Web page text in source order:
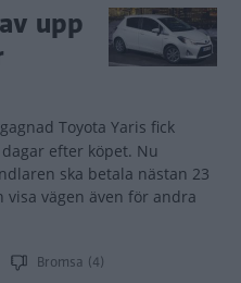
upp
Toyota Yaris fick
efter köpet. Nu
ska betala nästan 23
vägen även för andra
Bromsa (4)